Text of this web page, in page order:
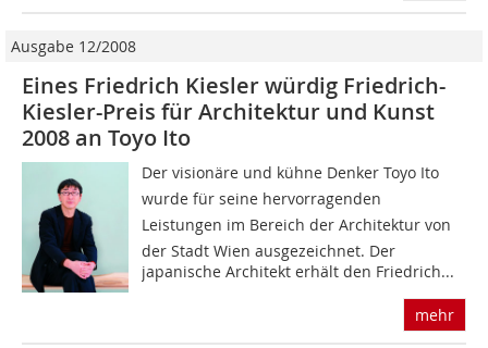
Ausgabe 12/2008
Eines Friedrich Kiesler würdig Friedrich-
Kiesler-Preis für Architektur und Kunst
2008 an Toyo Ito
Der visionäre und kühne Denker Toyo Ito
wurde für seine hervorragenden
Leistungen im Bereich der Architektur von
der Stadt Wien ausgezeichnet. Der
japanische Architekt erhält den Friedrich...
mehr